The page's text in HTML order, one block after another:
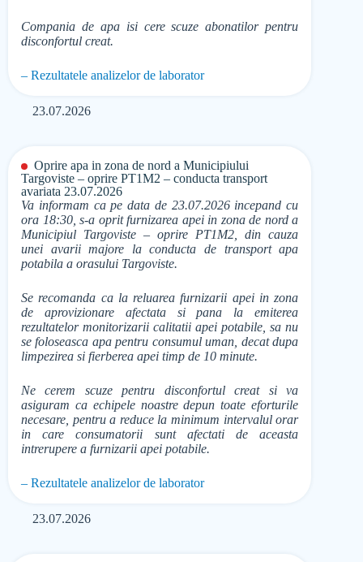
Compania de apa isi cere scuze abonatilor pentru
disconfortul creat.
– Rezultatele analizelor de laborator
23.07.2026
Oprire apa in zona de nord a Municipiului
Targoviste – oprire PT1M2 – conducta transport
avariata 23.07.2026
Va informam ca pe data de 23.07.2026 incepand cu
ora 18:30, s-a oprit furnizarea apei in zona de nord a
Municipiul Targoviste – oprire PT1M2, din cauza
unei avarii majore la conducta de transport apa
potabila a orasului Targoviste.
Se recomanda ca la reluarea furnizarii apei in zona
de aprovizionare afectata si pana la emiterea
rezultatelor monitorizarii calitatii apei potabile, sa nu
se foloseasca apa pentru consumul uman, decat dupa
limpezirea si fierberea apei timp de 10 minute.
Ne cerem scuze pentru disconfortul creat si va
asiguram ca echipele noastre depun toate eforturile
necesare, pentru a reduce la minimum intervalul orar
in care consumatorii sunt afectati de aceasta
intrerupere a furnizarii apei potabile.
– Rezultatele analizelor de laborator
23.07.2026